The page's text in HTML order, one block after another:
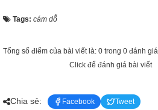
Tags: cám dỗ
Tổng số điểm của bài viết là: 0 trong 0 đánh giá
Click để đánh giá bài viết
Chia sẻ: Facebook Tweet